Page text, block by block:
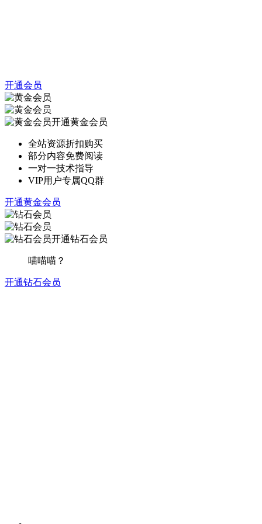
开通会员
开通黄金会员
全站资源折扣购买
部分内容免费阅读
一对一技术指导
VIP用户专属QQ群
开通黄金会员
开通钻石会员
喵喵喵？
开通钻石会员